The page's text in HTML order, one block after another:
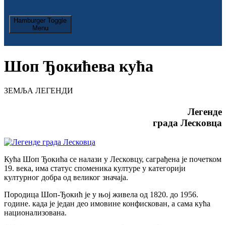
Hamburger Toggle
Menu
Шоп Ђокићева кућа
ЗЕМЉА ЛЕГЕНДИ
Легенде
града Лесковца
Кућа Шоп Ђокића се налази у Лесковцу, саграђена је почетком
19. века, има статус споменика културе у категорији
културног добра од великог значаја.
Породица Шоп-Ђокић је у њој живела од 1820. до 1956.
године. када је један део имовине конфискован, а сама кућа
национализована.